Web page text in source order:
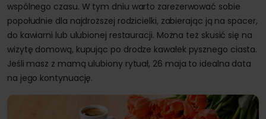
wspólnego czasu. W tym dniu warto zarezerwować sobie
popołudnie dla najdroższej rodzicielki, zabierając ją na spacer,
do kawiarni lub ulubionej restauracji. Można też skusić się na
wizytę domową, kupując po drodze kawałek pysznego ciasta.
Jeśli masz z mamą ulubiony rytuał, 26 maja to idealna data
na jego kontynuację.